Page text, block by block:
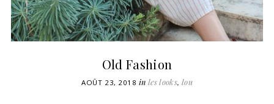
Old Fashion
AOÛT 23, 2018 in les looks, lou